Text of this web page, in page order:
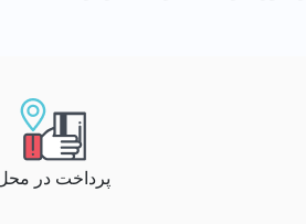
پرداخت در